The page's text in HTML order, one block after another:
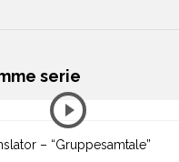
serie
– “Gruppesamtale”